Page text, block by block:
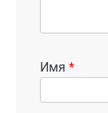
Имя *